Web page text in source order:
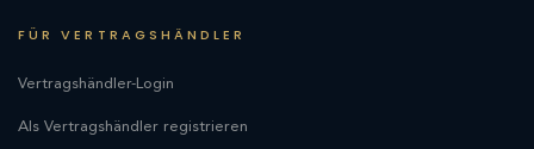
FÜR VERTRAGSHÄNDLER
Vertragshändler-Login
Als Vertragshändler registrieren